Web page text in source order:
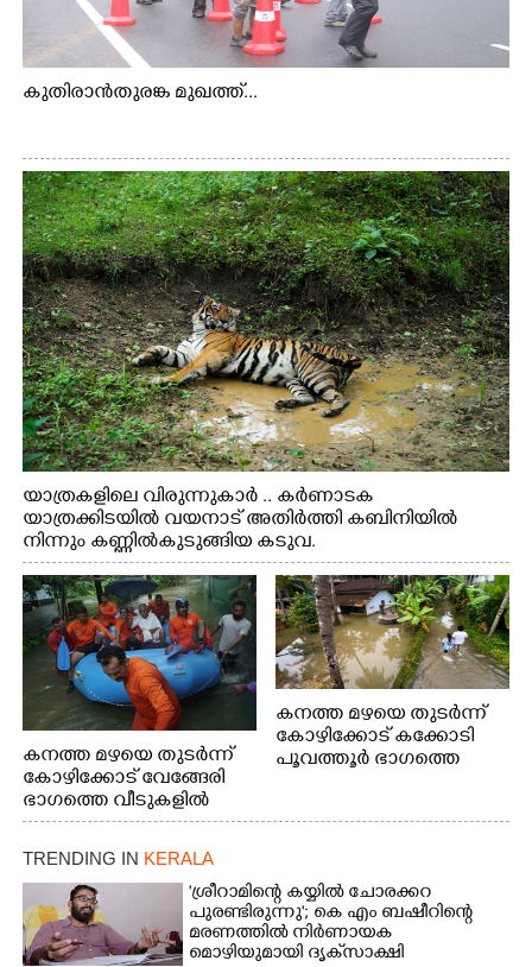
കുതിരാൻതുരങ്ക മുഖത്ത്...
യാത്രകളിലെ വിരുന്നുകാർ .. കർണാടക
യാത്രക്കിടയിൽ വയനാട് അതിർത്തി കബിനിയിൽ
നിന്നും കണ്ണിൽകുടുങ്ങിയ കടുവ.
കനത്ത മഴയെ തുടർന്ന്
കോഴിക്കോട് വേങ്ങേരി
ഭാഗത്തെ വീടുകളിൽ
വെള്ളം
കയറിയപ്പോൾ ആളുകളെ
സുരക്ഷിത സ്ഥാനത്തേക്ക്
മാറ്റുന്ന സുരക്ഷാസേനാം
ഗങ്ങൾ
കനത്ത മഴയെ തുടർന്ന്
കോഴിക്കോട് കക്കോടി
പൂവത്തൂർ ഭാഗത്തെ
TRENDING IN KERALA
'ശ്രീറാമിന്റെ കയ്യിൽ ചോരക്കറ
പുരണ്ടിരുന്നു'; കെ എം ബഷീറിന്റെ
മരണത്തിൽ നിർണായക
മൊഴിയുമായി ദൃക്‌സാക്ഷി